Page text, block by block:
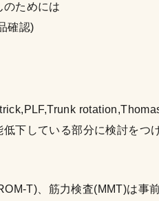
のためには
確認)
下している部分に検討をつ
T)、筋力検査(MMT)は事